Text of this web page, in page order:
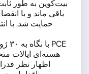
باقی ماند و با
حمایت شد. با
هسته‌ای ایالات
اظهار نظر